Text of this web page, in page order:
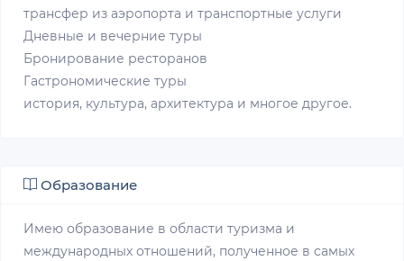
трансфер из аэропорта и транспортные услуги
Дневные и вечерние туры
Бронирование ресторанов
Гастрономические туры
история, культура, архитектура и многое другое.
Образование
Имею образование в области туризма и
международных отношений, полученное в самых